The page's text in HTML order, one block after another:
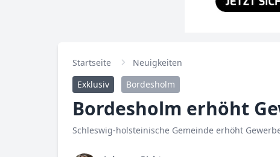
Startseite
Neuigkeiten
Exklusiv
Bordesholm
Bordesholm erhöht
Schleswig-holsteinische Gemeinde erhöht